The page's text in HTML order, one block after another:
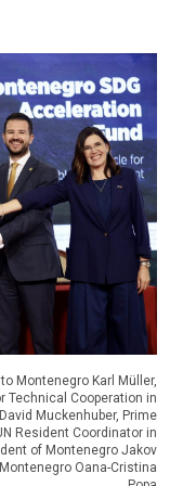
Montenegro Karl Müller,
Technical Cooperation in
Muckenhuber, Prime
Resident Coordinator in
of Montenegro Jakov
Oana-Cristina